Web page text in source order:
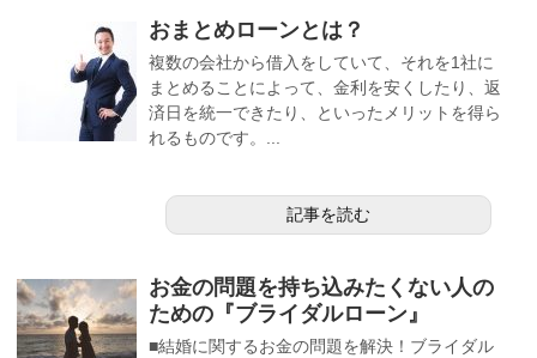
おまとめローンとは？
複数の会社から借入をしていて、それを1社に
まとめることによって、金利を安くしたり、返
済日を統一できたり、といったメリットを得ら
れるものです。...
記事を読む
お金の問題を持ち込みたくない人の
ための『ブライダルローン』
■結婚に関するお金の問題を解決！ブライダル